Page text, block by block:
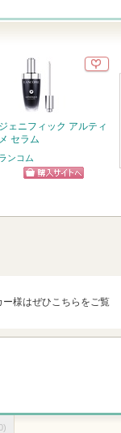
ジェニフィック アルティ
メ セラム
ランコム
様はぜひこちらをご覧